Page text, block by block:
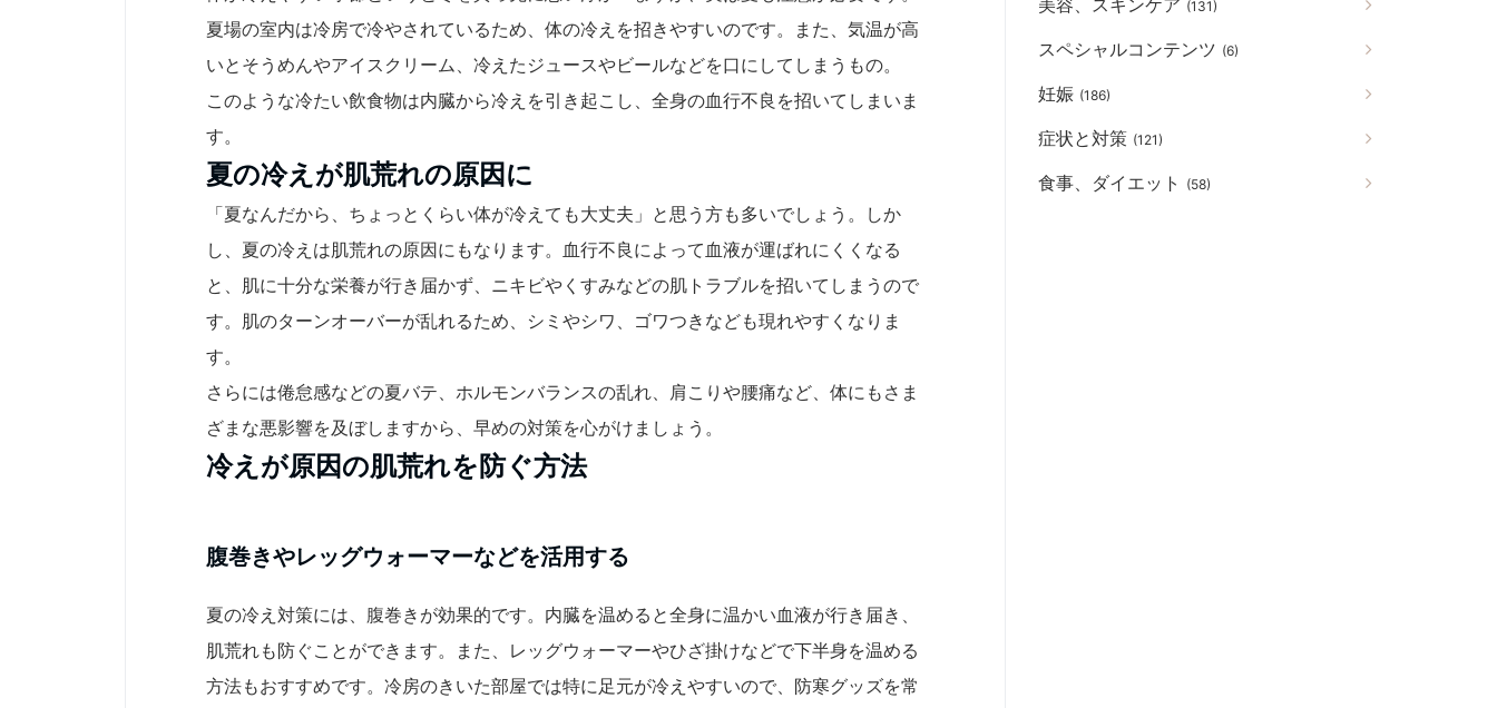
夏場の室内は冷房で冷やされているため、体の冷えを招きやすいのです。また、気温が高
いとそうめんやアイスクリーム、冷えたジュースやビールなどを口にしてしまうもの。
このような冷たい飲食物は内臓から冷えを引き起こし、全身の血行不良を招いてしまいま
す。
夏の冷えが肌荒れの原因に
「夏なんだから、ちょっとくらい体が冷えても大丈夫」と思う方も多いでしょう。しか
し、夏の冷えは肌荒れの原因にもなります。血行不良によって血液が運ばれにくくなる
と、肌に十分な栄養が行き届かず、ニキビやくすみなどの肌トラブルを招いてしまうので
す。肌のターンオーバーが乱れるため、シミやシワ、ゴワつきなども現れやすくなりま
す。
さらには倦怠感などの夏バテ、ホルモンバランスの乱れ、肩こりや腰痛など、体にもさま
ざまな悪影響を及ぼしますから、早めの対策を心がけましょう。
冷えが原因の肌荒れを防ぐ方法
腹巻きやレッグウォーマーなどを活用する
夏の冷え対策には、腹巻きが効果的です。内臓を温めると全身に温かい血液が行き届き、
肌荒れも防ぐことができます。また、レッグウォーマーやひざ掛けなどで下半身を温める
方法もおすすめです。冷房のきいた部屋では特に足元が冷えやすいので、防寒グッズを常
美容、スキンケア (131)
スペシャルコンテンツ (6)
妊娠 (186)
症状と対策 (121)
食事、ダイエット (58)